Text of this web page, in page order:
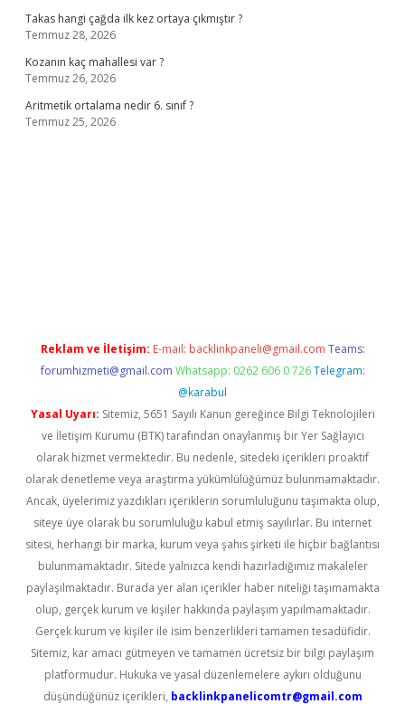
Takas hangi çağda ilk kez ortaya çıkmıştır ?
Temmuz 28, 2026
Kozanın kaç mahallesi var ?
Temmuz 26, 2026
Aritmetik ortalama nedir 6. sınıf ?
Temmuz 25, 2026
Reklam ve İletişim: E-mail: backlinkpaneli@gmail.com Teams:
forumhizmeti@gmail.com Whatsapp: 0262 606 0 726 Telegram:
@karabul
Yasal Uyarı: Sitemiz, 5651 Sayılı Kanun gereğince Bilgi Teknolojileri
ve İletişim Kurumu (BTK) tarafından onaylanmış bir Yer Sağlayıcı
olarak hizmet vermektedir. Bu nedenle, sitedeki içerikleri proaktif
olarak denetleme veya araştırma yükümlülüğümüz bulunmamaktadır.
Ancak, üyelerimiz yazdıkları içeriklerin sorumluluğunu taşımakta olup,
siteye üye olarak bu sorumluluğu kabul etmiş sayılırlar. Bu internet
sitesi, herhangi bir marka, kurum veya şahıs şirketi ile hiçbir bağlantısı
bulunmamaktadır. Sitede yalnızca kendi hazırladığımız makaleler
paylaşılmaktadır. Burada yer alan içerikler haber niteliği taşımamakta
olup, gerçek kurum ve kişiler hakkında paylaşım yapılmamaktadır.
Gerçek kurum ve kişiler ile isim benzerlikleri tamamen tesadüfidir.
Sitemiz, kar amacı gütmeyen ve tamamen ücretsiz bir bilgi paylaşım
platformudur. Hukuka ve yasal düzenlemelere aykırı olduğunu
düşündüğünüz içerikleri, backlinkpanelicomtr@gmail.com